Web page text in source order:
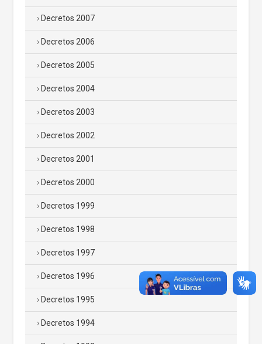
Decretos 2007
Decretos 2006
Decretos 2005
Decretos 2004
Decretos 2003
Decretos 2002
Decretos 2001
Decretos 2000
Decretos 1999
Decretos 1998
Decretos 1997
Decretos 1996
Decretos 1995
Decretos 1994